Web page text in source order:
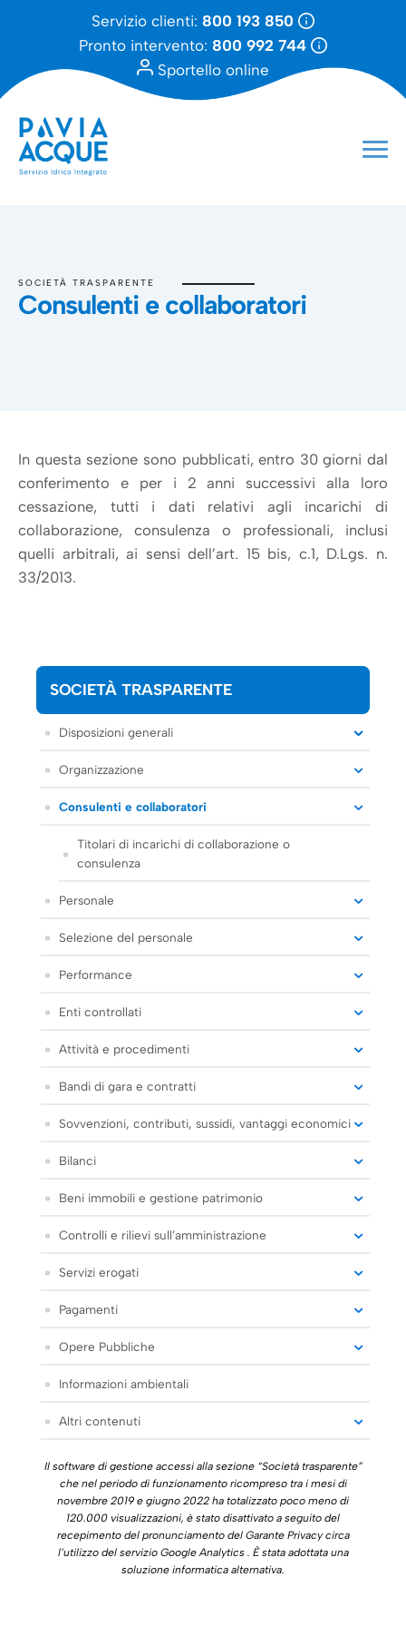
Servizio clienti: 800 193 850
Pronto intervento: 800 992 744
Sportello online
SOCIETÀ TRASPARENTE
Consulenti e collaboratori
In questa sezione sono pubblicati, entro 30 giorni dal
conferimento e per i 2 anni successivi alla loro
cessazione, tutti i dati relativi agli incarichi di
collaborazione, consulenza o professionali, inclusi
quelli arbitrali, ai sensi dell’art. 15 bis, c.1, D.Lgs. n.
33/2013.
SOCIETÀ TRASPARENTE
Disposizioni generali
Organizzazione
Consulenti e collaboratori
Titolari di incarichi di collaborazione o
consulenza
Personale
Selezione del personale
Performance
Enti controllati
Attività e procedimenti
Bandi di gara e contratti
Sovvenzioni, contributi, sussidi, vantaggi economici
Bilanci
Beni immobili e gestione patrimonio
Controlli e rilievi sull’amministrazione
Servizi erogati
Pagamenti
Opere Pubbliche
Informazioni ambientali
Altri contenuti
Il software di gestione accessi alla sezione “Società trasparente”
che nel periodo di funzionamento ricompreso tra i mesi di
novembre 2019 e giugno 2022 ha totalizzato poco meno di
120.000 visualizzazioni, è stato disattivato a seguito del
recepimento del pronunciamento del Garante Privacy circa
l’utilizzo del servizio Google Analytics . È stata adottata una
soluzione informatica alternativa.